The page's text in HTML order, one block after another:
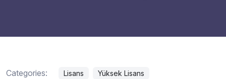
Categories: Lisans Yüksek Lisans